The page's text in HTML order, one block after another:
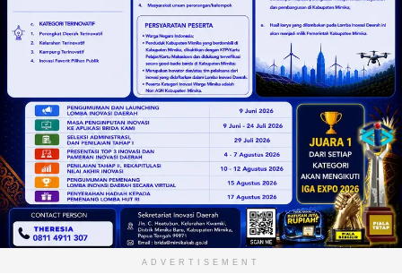
ADVERTISEMENT